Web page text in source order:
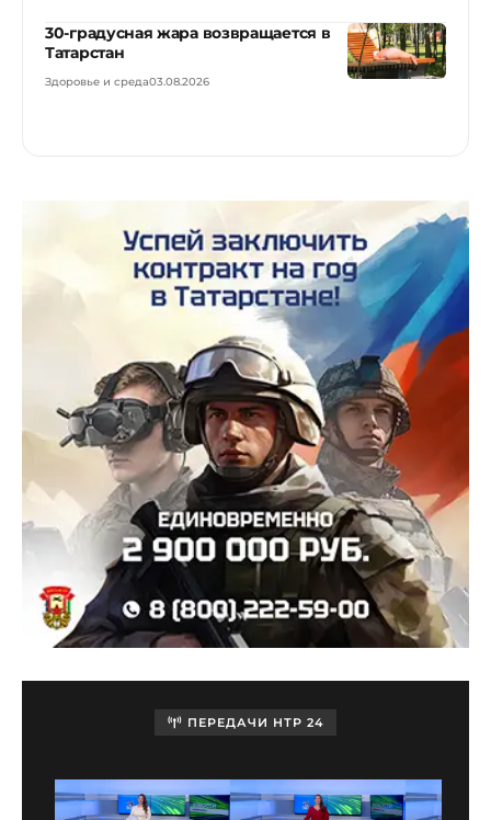
30-градусная жара возвращается в
Татарстан
Здоровье и среда03.08.2026
ПЕРЕДАЧИ НТР 24